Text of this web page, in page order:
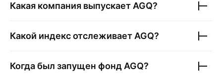
Какая компания выпускает AGQ?
Какой индекс отслеживает AGQ?
Когда был запущен фонд AGQ?